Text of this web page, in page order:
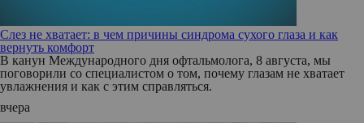
Слез не хватает: в чем причины синдрома сухого глаза и как
вернуть комфорт
В канун Международного дня офтальмолога, 8 августа, мы
поговорили со специалистом о том, почему глазам не хватает
увлажнения и как с этим справляться.
вчера